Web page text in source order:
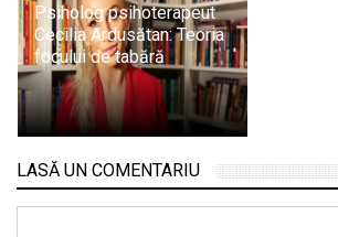
Psiholog psihoterapeut
Cecilia Ardusătan: Teoria
focului de tabără
LASĂ UN COMENTARIU